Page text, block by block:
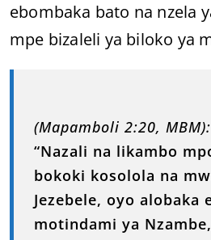
ebombaka bato na nzela
mpe bizaleli ya biloko ya
(Mapamboli 2:20, MBM):
“Nazali na likambo
bokoki kosolola na
Jezebele, oyo alobaka
motindami ya